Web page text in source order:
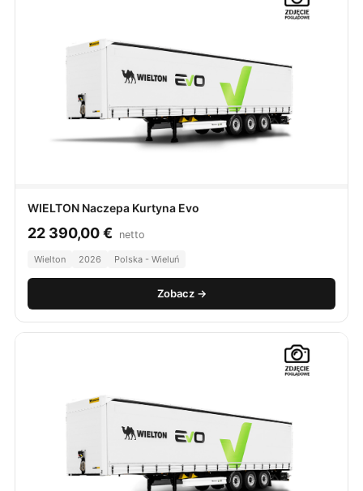
WIELTON Naczepa Kurtyna Evo
22 390,00€ netto
Wielton 2026 Polska - Wieluń
Zobacz →